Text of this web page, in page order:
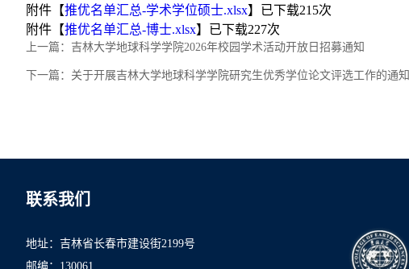
附件【推优名单汇总-学术学位硕士.xlsx】已下载215次
附件【推优名单汇总-博士.xlsx】已下载227次
上一篇： 吉林大学地球科学学院2026年校园学术活动开放日招募通知
下一篇： 关于开展吉林大学地球科学学院研究生优秀学位论文评选工作的通知
联系我们
地址：吉林省长春市建设街2199号
邮编：130061